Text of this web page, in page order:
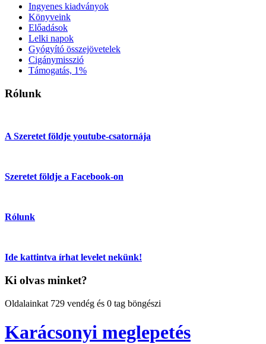
Ingyenes kiadványok
Könyveink
Előadások
Lelki napok
Gyógyító összejövetelek
Cigánymisszió
Támogatás, 1%
Rólunk
A Szeretet földje youtube-csatornája
Szeretet földje a Facebook-on
Rólunk
Ide kattintva írhat levelet nekünk!
Ki olvas minket?
Oldalainkat 729 vendég és 0 tag böngészi
Karácsonyi meglepetés